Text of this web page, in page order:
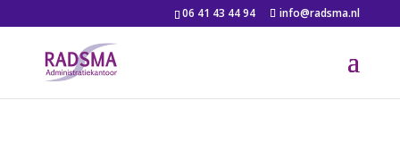
06 41 43 44 94 info@radsma.nl